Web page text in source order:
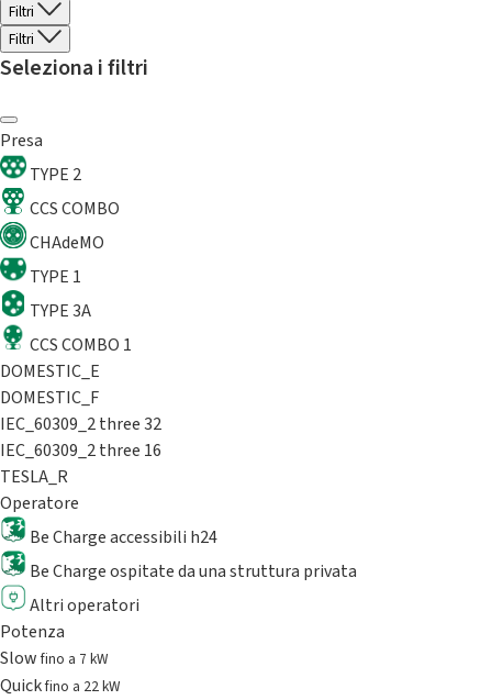
Filtri
Filtri
Seleziona i filtri
Presa
TYPE 2
CCS COMBO
CHAdeMO
TYPE 1
TYPE 3A
CCS COMBO 1
DOMESTIC_E
DOMESTIC_F
IEC_60309_2 three 32
IEC_60309_2 three 16
TESLA_R
Operatore
Be Charge accessibili h24
Be Charge ospitate da una struttura privata
Altri operatori
Potenza
Slowfino a 7 kW
Quickfino a 22 kW